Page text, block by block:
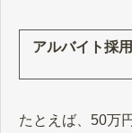
アルバイト採
たとえば、50万